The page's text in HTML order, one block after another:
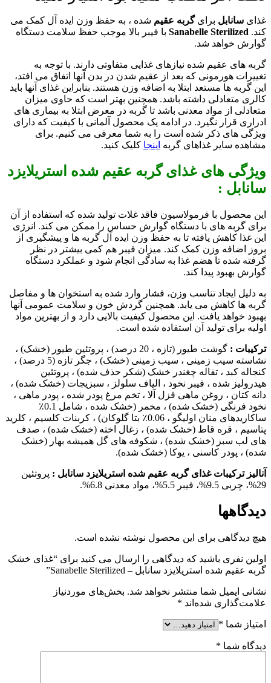
غذای سانابل برای گربه عقیم شده ، به حفظ وزن ایده آل کمک می
کند. Sanabelle Sterilized با فیبر بالا موجب حفظ سلامت دستگاه
گوارش خواهد شد.
گربه های عقیم شده نیازهای غذایی متفاوتی دارند. با توجه به
تغییرات هورمونی که بعد از عقیم شدن در بدن آنها اتفاق می افتد،
این گربه ها مستعد ابتلا به اضافه وزن هستند. بنابراین غذای آنها باید
کالری متعادلی داشته باشد. همچنین بهتر است که حاوی میزان
متعادلی از مواد معدنی باشد تا گربه در معرض ابتلا به بیماری های
ادراری قرار نگیرد. در ادامه یک محصول آلمانی با کیفیت که دارای
ویژگی های ذکر شده است را به شما معرفی می کنیم. برای
مشاهده سایر غذاهای گربه اینجا کلیک کنید.
ویژگی های غذای گربه عقیم شده استریلایزد
سانابل :
این محصول با فرمولاسیون فاقد غلات تولید شده که استفاده از آن
برای گربه های با دستگاه گوارش حساس را ممکن می کند. انرژی
این غذا کاهش یافته تا به حفظ وزن ایده آل گربه ها و پیشگیری از
بروز اضافه وزن کمک کند. میزان فیبر هم کمی بیشتر در نظر
گرفته شده تا هضم غذا به سادگی انجام شود و عملکرد دستگاه
گوارش بهبود پیدا کند.
به دلیل ایجاد تناسب وزن، فشار وارد شده به استخوان ها و مفاصل
گربه ها کاهش می یابد. همچنین گردش خون و سلامت عمومی آنها
بهبود خواهد یافت. این محصول کیفیت بالایی دارد و از بهترین مواد
اولیه برای تولید آن استفاده شده است.
ترکیبات :
گوشت طیور (تازه ، 20 درصد) ، پروتئین طیور (خشک) ،
نشاسته سیب زمینی ، سیب زمینی (خشک) ، جگر تازه (5 درصد) ،
کنجاله کبد ، تفاله چغندر خشک (شکر حذف شده) ، پروتئین
هیدرولیز شده ، فیبر نخود ، الیاف سلولز ، سبزیجات (خشک شده) ،
دانه کتان ، روغن ماهی قزل آلا ، تخم مرغ پودر شده ، پودر ماهی ،
نخود فرنگی (خشک شده) ، مخمر (خشک شده ، شامل 0.1٪
ساکاریدهای منان اولیگو ، 0.06٪ بتا گلوکان) ، کربنات کلسیم ، کلرید
پتاسیم ، قره قاط (خشک شده) ، زغال اخته (خشک شده) ، صدف
های لب سبز (خشک شده) ، شکوفه های گل همیشه بهار (خشک
شده) ، پودر کاسنی ، یوکا (خشک شده).
آنالیز ترکیبات غذای گربه عقیم شده استریلایزد سانابل : پروتئین
29%، چربی 9.5%، فیبر 5.5%، مواد معدنی 6.8%.
دیدگاهها
هیچ دیدگاهی برای این محصول نوشته نشده است.
اولین نفری باشید که دیدگاهی را ارسال می کنید برای “غذای خشک
گربه عقیم شده استریلایزد سانابل – Sanabelle Sterilized”
نشانی ایمیل شما منتشر نخواهد شد. بخش‌های موردنیاز
علامت‌گذاری شده‌اند *
امتیاز شما *
دیدگاه شما *